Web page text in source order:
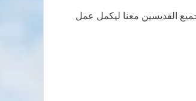
القديسين معنا ليكمل عمل